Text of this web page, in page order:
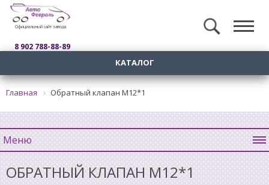
Официальный сайт завода
8 902 788-88-89
КАТАЛОГ
Главная Обратный клапан М12*1
Меню
ОБРАТНЫЙ КЛАПАН М12*1